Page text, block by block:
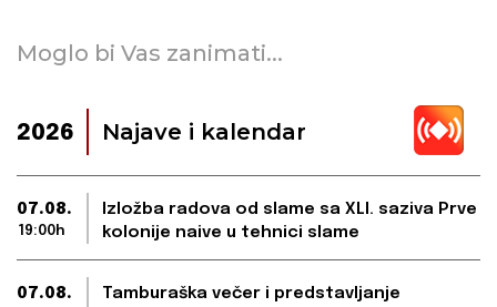
Moglo bi Vas zanimati...
2026 Najave i kalendar
07.08.
19:00h
Izložba radova od slame sa XLI. saziva Prve
kolonije naive u tehnici slame
07.08.
Tamburaška večer i predstavljanje